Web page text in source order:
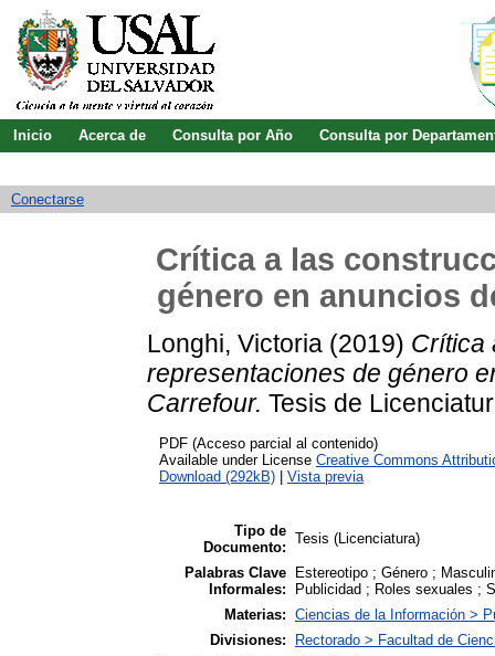
Inicio Acerca de Consulta por Año
Consulta por
Conectarse
Crítica a las
género en anuncios
Longhi, Victoria (2019) Crítica
representaciones de género
Carrefour. Tesis de
PDF (Acceso parcial al contenido)
Available under LicenseCreative
Download (292kB)|Vista previa
Tipo de
Documento:
Tesis (Licenciatura)
Palabras Clave
Informales:
Estereotipo ; Género ;
Publicidad ; Roles sexuales ;
Materias: Ciencias de la Información >
Divisiones:
Rectorado > Facultad de